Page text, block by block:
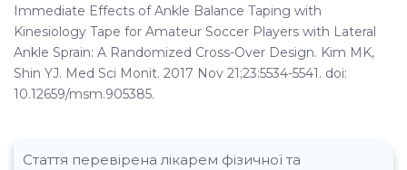
Immediate Effects of Ankle Balance Taping with
Kinesiology Tape for Amateur Soccer Players with Lateral
Ankle Sprain: A Randomized Cross-Over Design. Kim MK,
Shin YJ. Med Sci Monit. 2017 Nov 21;23:5534-5541. doi:
10.12659/msm.905385.
Стаття перевірена лікарем фізичної та